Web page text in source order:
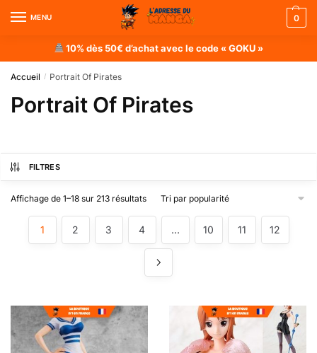
MENU 0
10% dès 50€ d’achat avec le code « GOKU »
Accueil / Portrait Of Pirates
Portrait Of Pirates
FILTRES
Affichage de 1–18 sur 213 résultats
1 2 3 4 … 10 11 12